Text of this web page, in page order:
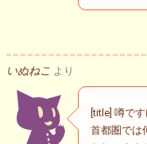
いぬねこ より
[title] 噂で
首都圏では